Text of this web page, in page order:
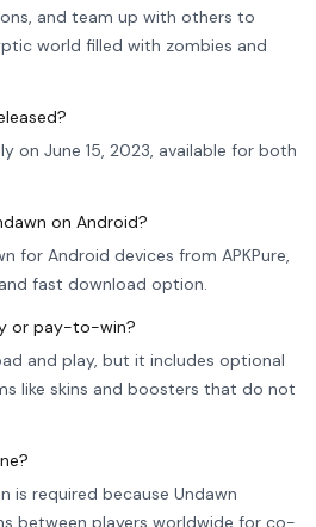
and team up with others to
world filled with zombies and
on June 15, 2023, available for both
on Android?
for Android devices from APKPure,
fast download option.
or pay-to-win?
and play, but it includes optional
like skins and boosters that do not
is required because Undawn
between players worldwide for co-